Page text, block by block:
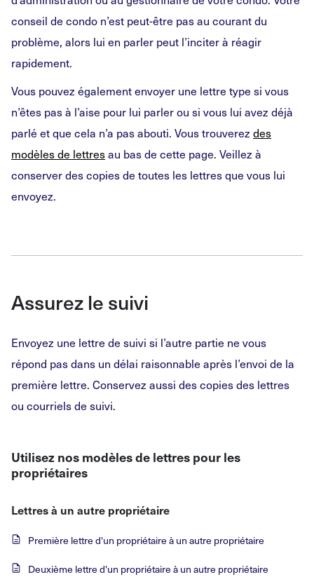
conseil de condo n’est peut-être pas au courant du
problème, alors lui en parler peut l’inciter à réagir
rapidement.
Vous pouvez également envoyer une lettre type si vous
n’êtes pas à l’aise pour lui parler ou si vous lui avez déjà
parlé et que cela n’a pas abouti. Vous trouverez des
modèles de lettresau bas de cette page. Veillez à
conserver des copies de toutes les lettres que vous lui
envoyez.
Assurez le suivi
Envoyez une lettre de suivi si l’autre partie ne vous
répond pas dans un délai raisonnable après l’envoi de la
première lettre. Conservez aussi des copies des lettres
ou courriels de suivi.
Utilisez nos modèles de lettres pour les
propriétaires
Lettres à un autre propriétaire
Première lettre d'un propriétaire à un autre propriétaire
Deuxième lettre d'un propriétaire à un autre propriétaire